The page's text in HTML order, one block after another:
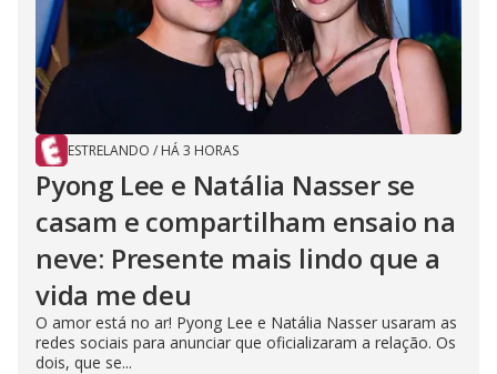
ESTRELANDO / HÁ 3 HORAS
Pyong Lee e Natália Nasser se
casam e compartilham ensaio na
neve: Presente mais lindo que a
vida me deu
O amor está no ar! Pyong Lee e Natália Nasser usaram as
redes sociais para anunciar que oficializaram a relação. Os
dois, que se...